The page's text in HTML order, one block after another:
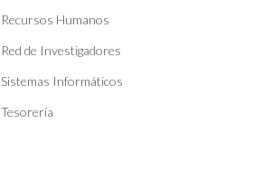
Recursos Humanos
Red de Investigadores
Sistemas Informáticos
Tesorería